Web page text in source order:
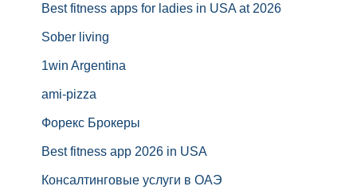
Best fitness apps for ladies in USA at 2026
Sober living
1win Argentina
ami-pizza
Форекс Брокеры
Best fitness app 2026 in USA
Консалтинговые услуги в ОАЭ